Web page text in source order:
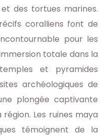
des tortues marines.
coralliens font de
pour les
totale dans la
et pyramides
archéologiques de
plongée captivante
Les ruines maya
témoignent de la